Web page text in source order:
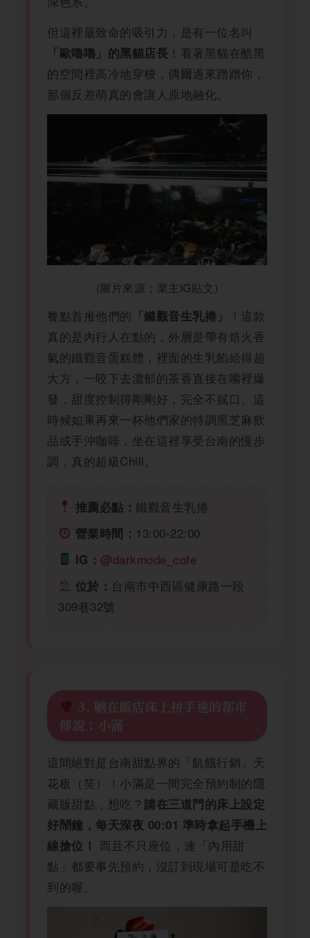
但這裡最致命的吸引力，是有一位名叫
「歐嚕嚕」的黑貓店長 ！看著黑貓在酷黑
的空間裡高冷地穿梭，偶爾過來蹭蹭你，
那個反差萌真的會讓人原地融化。
(圖片來源；業主IG貼文)
餐點首推他們的 「鐵觀音生乳捲」
！這款
真的是內行人在點的，外層是帶有焙火香
氣的鐵觀音蛋糕體，裡面的生乳餡給得超
大方，一咬下去濃郁的茶香直接在嘴裡爆
發，甜度控制得剛剛好，完全不膩口。這
時候如果再來一杯他們家的特調黑芝麻飲
品或手沖咖啡，坐在這裡享受台南的慢步
調，真的超級Chill。
推薦必點：鐵觀音生乳捲
營業時間： 13:00-22:00
IG： @darkmode_cofe
位於： 台南市中西區健康路一段
309巷32號
3. 躺在飯店床上拚手速的都市
傳說：小滿
這間絕對是台南甜點界的「飢餓行銷」天
花板（笑）！小滿是一間完全預約制的隱
藏版甜點，想吃？ 請在三道門的床上設定
好鬧鐘，每天深夜 00:01 準時拿起手機上
線搶位！ 而且不只座位，連「內用甜
點」都要事先預約，沒訂到現場可是吃不
到的喔。